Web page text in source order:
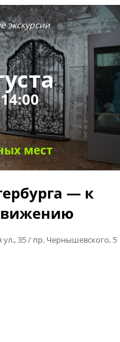
экскурсии
мест
— к
ул., 35 / пр. Чернышевского, 5